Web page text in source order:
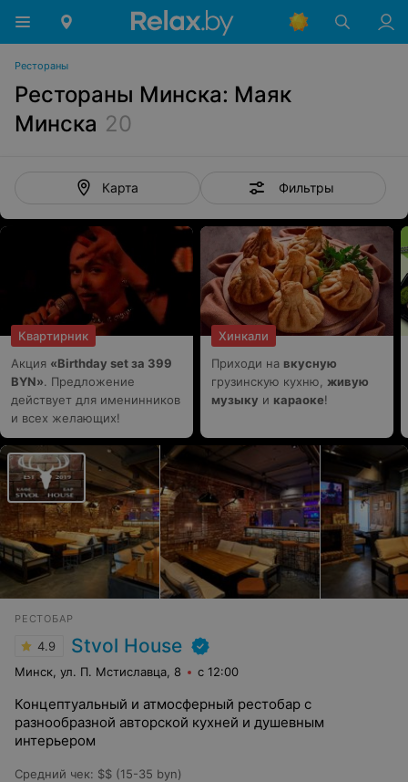
Рестораны
Рестораны Минска: Маяк
Минска 20
Карта Фильтры
Квартирник
Акция «Birthday set за 399
BYN». Предложение
действует для именинников
и всех желающих!
Хинкали
Приходи на вкусную
грузинскую кухню, живую
музыку и караоке!
РЕСТОБАР
4.9 Stvol House
Минск, ул. П. Мстиславца, 8 с 12:00
Концептуальный и атмосферный рестобар с
разнообразной авторской кухней и душевным
интерьером
Средний чек: $$ (15-35 byn)